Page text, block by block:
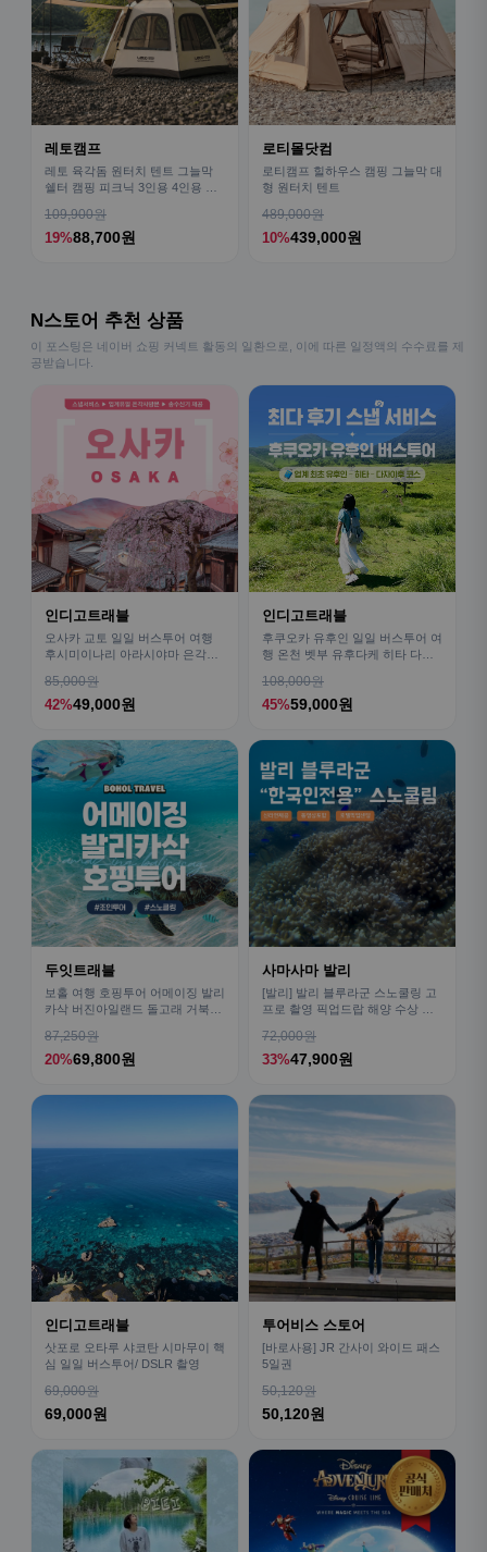
레토캠프
레토 육각돔 원터치 텐트 그늘막
쉘터 캠핑 피크닉 3인용 4인용 패
109,900원
19%88,700원
로티몰닷컴
로티캠프 힐하우스 캠핑 그늘막 대
형 원터치 텐트
489,000원
10%439,000원
N스토어 추천 상품
이 포스팅은 네이버 쇼핑 커넥트 활동의 일환으로, 이에 따른 일정액의 수수료를 제
공받습니다.
인디고트래블
오사카 교토 일일 버스투어 여행
후시미이나리 아라시야마 은각사
85,000원
42%49,000원
인디고트래블
후쿠오카 유후인 일일 버스투어 여
행 온천 벳부 유후다케 히타 다자
108,000원
45%59,000원
두잇트래블
보홀 여행 호핑투어 어메이징 발리
카삭 버진아일랜드 돌고래 거북이
87,250원
20%69,800원
사마사마 발리
[발리] 발리 블루라군 스노쿨링 고
프로 촬영 픽업드랍 해양 수상 액
72,000원
33%47,900원
인디고트래블
삿포로 오타루 샤코탄 시마무이 핵
심 일일 버스투어/ DSLR 촬영
69,000원
69,000원
투어비스 스토어
[바로사용] JR 간사이 와이드 패스
5일권
50,120원
50,120원